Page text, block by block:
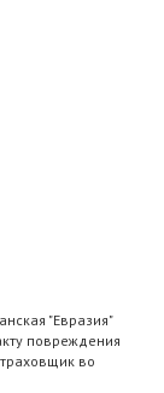
"Евразия"
повреждения
во